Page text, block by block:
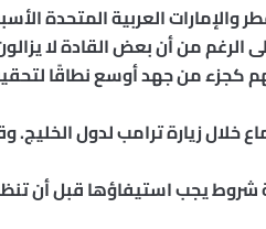
والإمارات العربية المتحدة
الرغم من أن بعض القادة لا
من جهد أوسع نطاقًا
خلال زيارة ترامب لدول
شروط يجب استيفاؤها قبل